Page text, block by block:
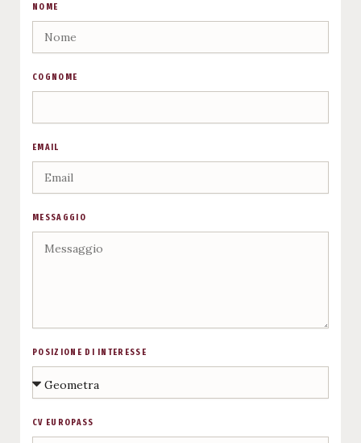
NOME
COGNOME
EMAIL
MESSAGGIO
POSIZIONE DI INTERESSE
CV EUROPASS